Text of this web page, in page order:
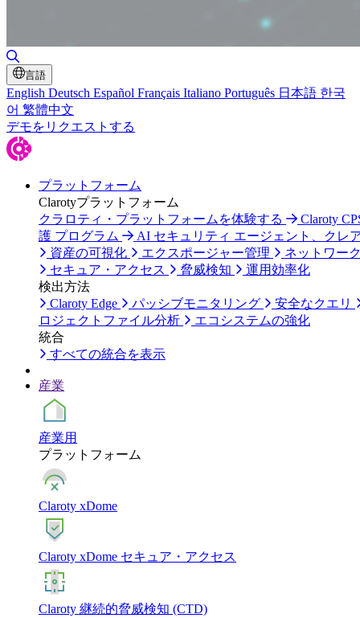
言語
English Deutsch Español Français Italiano Português 日本語 한국
어 繁體中文
デモをリクエストする
プラットフォーム
Clarotyプラットフォーム
クラロティ・プラットフォームを体験する
Claroty
護 プログラム
AI セキュリティ エージェント、クレ
資産の可視化
エクスポージャー管理
ネットワー
セキュア・アクセス
脅威検知
運用効率化
検出方法
Claroty Edge
パッシブモニタリング
安全なクエリ
ロジェクトファイル分析
エコシステムの強化
統合
すべての統合を表示
産業
産業用
プラットフォーム
Claroty xDome
Claroty xDome セキュア・アクセス
Claroty 継続的脅威検知 (CTD)